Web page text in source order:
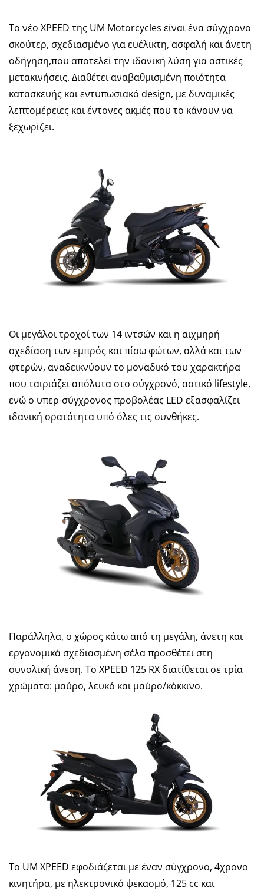
Το νέο XPEED της UM Motorcycles είναι ένα σύγχρονο
σκούτερ, σχεδιασμένο για ευέλικτη, ασφαλή και άνετη
οδήγηση,που αποτελεί την ιδανική λύση για αστικές
μετακινήσεις. Διαθέτει αναβαθμισμένη ποιότητα
κατασκευής και εντυπωσιακό design, με δυναμικές
λεπτομέρειες και έντονες ακμές που το κάνουν να
ξεχωρίζει.
Οι μεγάλοι τροχοί των 14 ιντσών και η αιχμηρή
σχεδίαση των εμπρός και πίσω φώτων, αλλά και των
φτερών, αναδεικνύουν το μοναδικό του χαρακτήρα
που ταιριάζει απόλυτα στο σύγχρονό, αστικό lifestyle,
ενώ ο υπερ-σύγχρονος προβολέας LED εξασφαλίζει
ιδανική ορατότητα υπό όλες τις συνθήκες.
Παράλληλα, ο χώρος κάτω από τη μεγάλη, άνετη και
εργονομικά σχεδιασμένη σέλα προσθέτει στη
συνολική άνεση. Το XPEED 125 RX διατίθεται σε τρία
χρώματα: μαύρο, λευκό και μαύρο/κόκκινο.
Το UM XPEED εφοδιάζεται με έναν σύγχρονο, 4χρονο
κινητήρα, με ηλεκτρονικό ψεκασμό, 125 cc και